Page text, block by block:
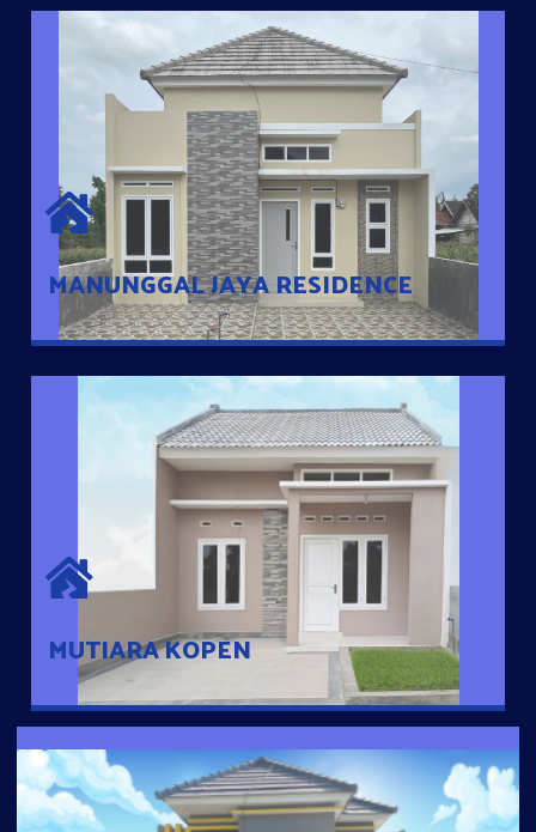
MANUNGGAL JAYA RESIDENCE
MANUNGGAL JAYA RESIDENCE
Cluster Exclusive dengan one Gate System, terdapat taman
mini dan memiliki jarak 200m dari jalan nasional serta dekat
dengan pusat kota
MUTIARA KOPEN
MUTIARA KOPEN
Hunian nyaman dengan suasana pedesaan. 10 menit dari pusat
kota, 2 menit dari Ring Road